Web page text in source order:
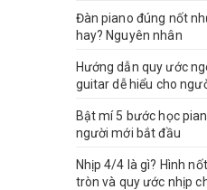
Đàn piano đúng nốt
hay? Nguyên nhân
Hướng dẫn quy ước
guitar dễ hiểu cho
Bật mí 5 bước học
người mới bắt đầu
Nhịp 4/4 là gì? Hình
tròn và quy ước nhịp